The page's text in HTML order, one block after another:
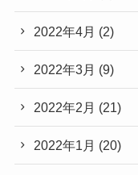
2022年4月 (2)
2022年3月 (9)
2022年2月 (21)
2022年1月 (20)